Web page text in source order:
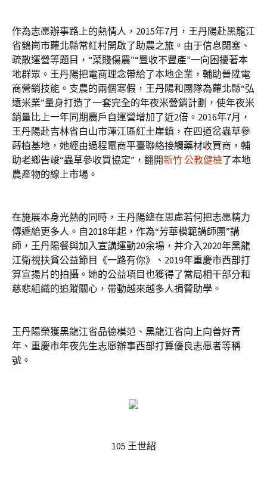
作為志愿辦事路上的熱情人，2015年7月，王丹陽赴黑龍江
省鶴崗市蘿北縣常紅村開啟了助農之旅。由于信息閉塞、
疏散運營等題目，“菜賤傷農”“豐收不豐產”一向困擾著本
地群眾。王丹陽把電商理念帶給了本地企業，輔助晉陞電
商營銷技能。支農的兩個寒假，王丹陽和團隊為蘿北縣“弘
遠米業”量身打造了一套完全的年夜米營銷計劃，使年夜米
銷量比上一年同期農戶自運營增加了近2倍。2016年7月，
王丹陽赴吉林省白山市渾江區紅土崖鎮，在四道岔蟲草參
蒔植基地，她經由過程電商平臺聯絡接觸藥材收買商，輔
助老鄉告竣“蟲草參收買協定”，翻開新竹 公教健檢了本地
農產物的線上市場。
在施展本身光熱的同時，王丹陽總在思慮若何把志愿精力
傳遞給更多人。自2018年起，作為“芳華模範講師團”講
師，王丹陽餐與加入宣講運動20余場，并介入2020年黑龍
江衛視扶貧公益節目《一路有你》、2019年重慶市西部打
算宣揚片的拍攝。她的公益項目也獲得了當局相干部分和
慈悲組織的追蹤關心，帶動越來越多人捐贊助學。
王丹陽榮獲黑龍江省品德模范、黑龍江省向上向善好青
年、重慶市年夜先生志愿辦事西部打算優良志愿者等稱
號。
105 王世紹